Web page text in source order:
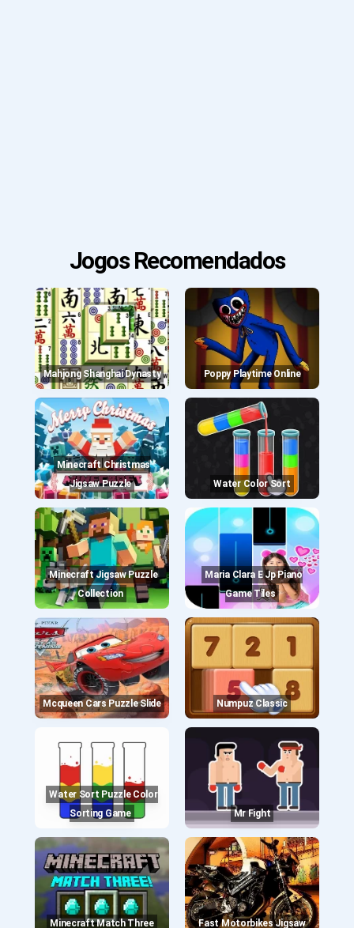
Jogos Recomendados
Mahjong Shanghai Dynasty Poppy Playtime Online
Minecraft Christmas
Jigsaw Puzzle
Water Color Sort
Minecraft Jigsaw Puzzle
Collection
Maria Clara E Jp Piano
Game Tiles
Mcqueen Cars Puzzle Slide Numpuz Classic
Water Sort Puzzle Color
Sorting Game
Mr Fight
Minecraft Match Three Fast Motorbikes Jigsaw